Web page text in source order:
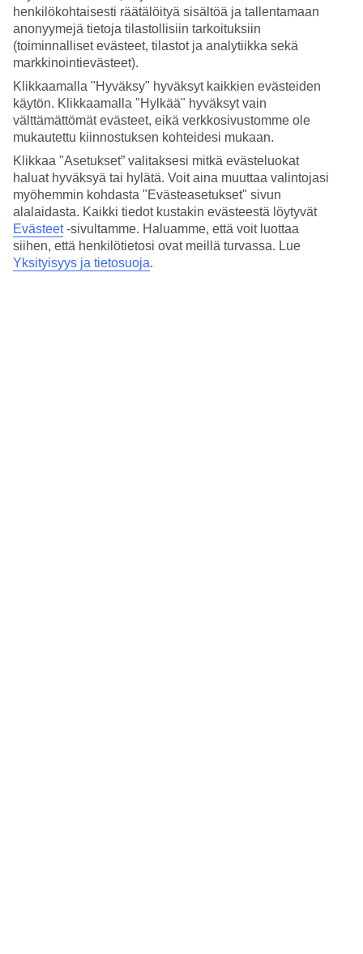
RomanttinenPariisi, keisarillinenWien, tunnelmallinenPraha, trendikäs
Lontoovai aurinkoinen Barcelona? Ota irtiotto arjesta ja varaa lennot
ja hotellikaupunkilomalleupeisiin Euroopan matkakohteisiin
henkilökohtaisesti räätälöityä sisältöä ja tallentamaan
anonyymejä tietoja tilastollisiin tarkoituksiin
(toiminnalliset evästeet, tilastot ja analytiikka sekä
markkinointievästeet).
Klikkaamalla "Hyväksy" hyväksyt kaikkien evästeiden
käytön. Klikkaamalla "Hylkää" hyväksyt vain
välttämättömät evästeet, eikä verkkosivustomme ole
mukautettu kiinnostuksen kohteidesi mukaan.
Klikkaa "Asetukset” valitaksesi mitkä evästeluokat
haluat hyväksyä tai hylätä. Voit aina muuttaa valintojasi
myöhemmin kohdasta "Evästeasetukset" sivun
alalaidasta. Kaikki tiedot kustakin evästeestä löytyvät
Evästeet-sivultamme. Haluamme, että voit luottaa
siihen, että henkilötietosi ovat meillä turvassa. Lue
Yksityisyys ja tietosuoja.